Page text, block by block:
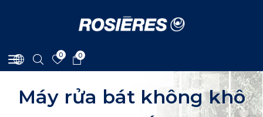
0 0
Máy rửa bát không khô